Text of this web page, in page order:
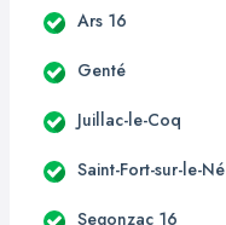
Ars 16
Genté
Juillac-le-Coq
Saint-Fort-sur-le-Né
Segonzac 16